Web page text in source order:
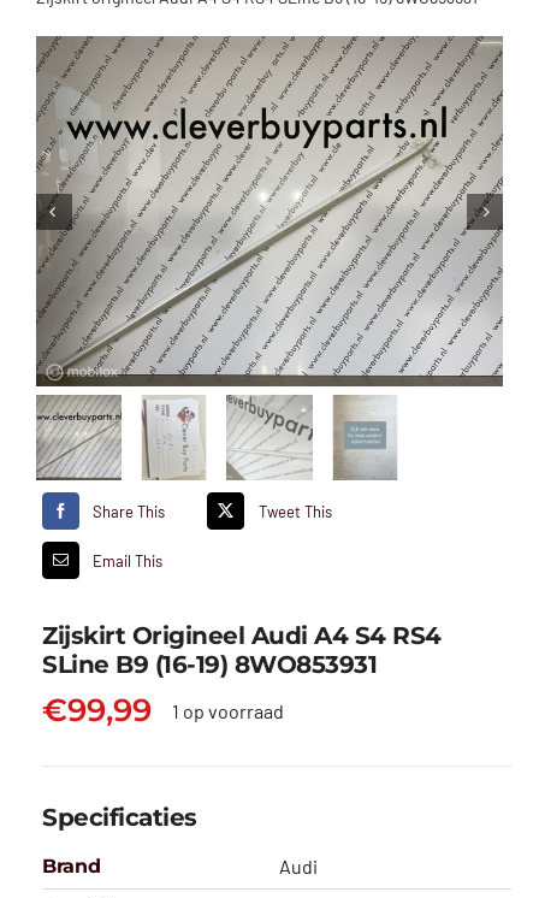
Share This Tweet This
Email This
Zijskirt Origineel Audi A4 S4 RS4
SLine B9 (16-19) 8WO853931
€99,99 1 op voorraad
Specificaties
Brand
Audi